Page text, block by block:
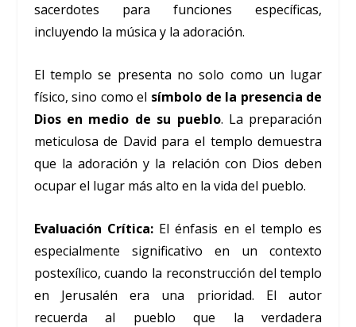
sacerdotes para funciones específicas,
incluyendo la música y la adoración.
El templo se presenta no solo como un lugar
físico, sino como el símbolo de la presencia de
Dios en medio de su pueblo. La preparación
meticulosa de David para el templo demuestra
que la adoración y la relación con Dios deben
ocupar el lugar más alto en la vida del pueblo.
Evaluación Crítica:El énfasis en el templo es
especialmente significativo en un contexto
postexílico, cuando la reconstrucción del templo
en Jerusalén era una prioridad. El autor
recuerda al pueblo que la verdadera